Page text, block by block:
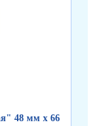
48 мм х 66